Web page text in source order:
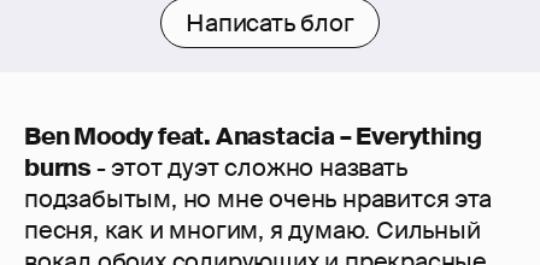
Написать блог
Ben Moody feat. Anastacia – Everything
burns- этот дуэт сложно назвать
подзабытым, но мне очень нравится эта
песня, как и многим, я думаю. Сильный